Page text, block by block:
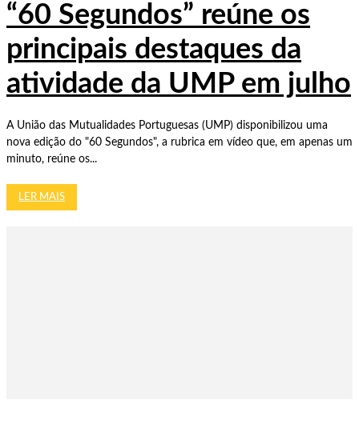
“60 Segundos” reúne os
principais destaques da
atividade da UMP em julho
A União das Mutualidades Portuguesas (UMP) disponibilizou uma
nova edição do "60 Segundos", a rubrica em vídeo que, em apenas um
minuto, reúne os...
LER MAIS